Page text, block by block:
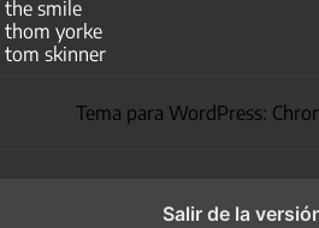
the smile
thom yorke
tom skinner
Tema para WordPress:
Salir de la